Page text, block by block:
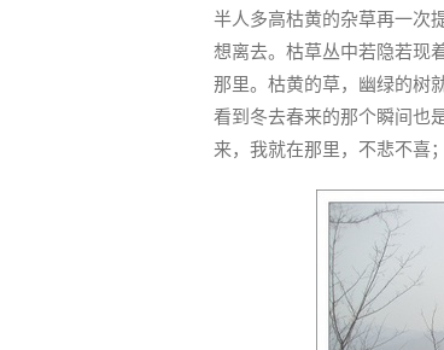
半人多高枯黄的杂草再一次
想离去。枯草丛中若隐若现
那里。枯黄的草，幽绿的树
看到冬去春来的那个瞬间也
来，我就在那里，不悲不喜